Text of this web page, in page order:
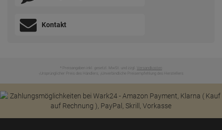
Kontakt
* Preisangaben inkl. gesetzl. MwSt. und zzgl. Versandkosten
Ursprünglicher Preis des Händlers, Unverbindliche Preisempfehlung des Herstellers